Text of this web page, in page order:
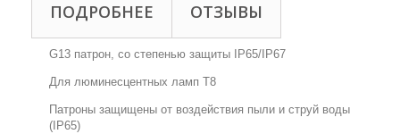
ПОДРОБНЕЕ ОТЗЫВЫ
G13 патрон, со степенью защиты IP65/IP67
Для люминесцентных ламп T8
Патроны защищены от воздействия пыли и струй воды
(IP65)